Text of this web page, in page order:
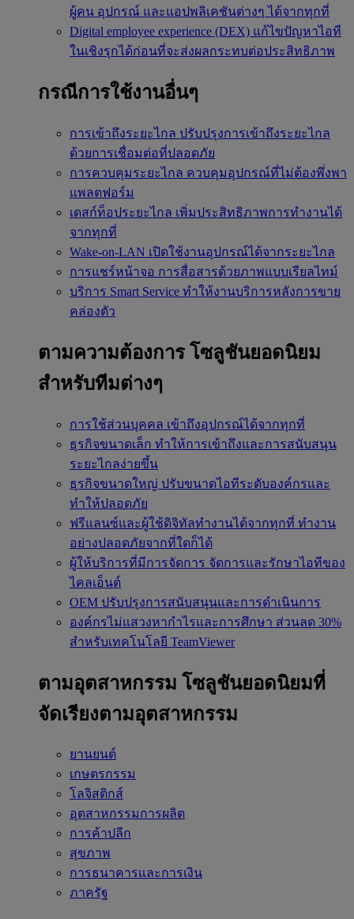
ผู้คน อุปกรณ์ และแอปพลิเคชันต่างๆ ได้จากทุกที่
Digital employee experience (DEX) แก้ไขปัญหาไอที
ในเชิงรุกได้ก่อนที่จะส่งผลกระทบต่อประสิทธิภาพ
กรณีการใช้งานอื่นๆ
การเข้าถึงระยะไกล ปรับปรุงการเข้าถึงระยะไกล
ด้วยการเชื่อมต่อที่ปลอดภัย
การควบคุมระยะไกล ควบคุมอุปกรณ์ที่ไม่ต้องพึ่งพา
แพลตฟอร์ม
เดสก์ท็อประยะไกล เพิ่มประสิทธิภาพการทำงานได้
จากทุกที่
Wake-on-LAN เปิดใช้งานอุปกรณ์ได้จากระยะไกล
การแชร์หน้าจอ การสื่อสารด้วยภาพแบบเรียลไทม์
บริการ Smart Service ทำให้งานบริการหลังการขาย
คล่องตัว
ตามความต้องการ โซลูชันยอดนิยม
สำหรับทีมต่างๆ
การใช้ส่วนบุคคล เข้าถึงอุปกรณ์ได้จากทุกที่
ธุรกิจขนาดเล็ก ทำให้การเข้าถึงและการสนับสนุน
ระยะไกลง่ายขึ้น
ธุรกิจขนาดใหญ่ ปรับขนาดไอทีระดับองค์กรและ
ทำให้ปลอดภัย
ฟรีแลนซ์และผู้ใช้ดิจิทัลทำงานได้จากทุกที่ ทำงาน
อย่างปลอดภัยจากที่ใดก็ได้
ผู้ให้บริการที่มีการจัดการ จัดการและรักษาไอทีของ
ไคลเอ็นต์
OEM ปรับปรุงการสนับสนุนและการดำเนินการ
องค์กรไม่แสวงหากำไรและการศึกษา ส่วนลด 30%
สำหรับเทคโนโลยี TeamViewer
ตามอุตสาหกรรม โซลูชันยอดนิยมที่
จัดเรียงตามอุตสาหกรรม
ยานยนต์
เกษตรกรรม
โลจิสติกส์
อุตสาหกรรมการผลิต
การค้าปลีก
สุขภาพ
การธนาคารและการเงิน
ภาครัฐ